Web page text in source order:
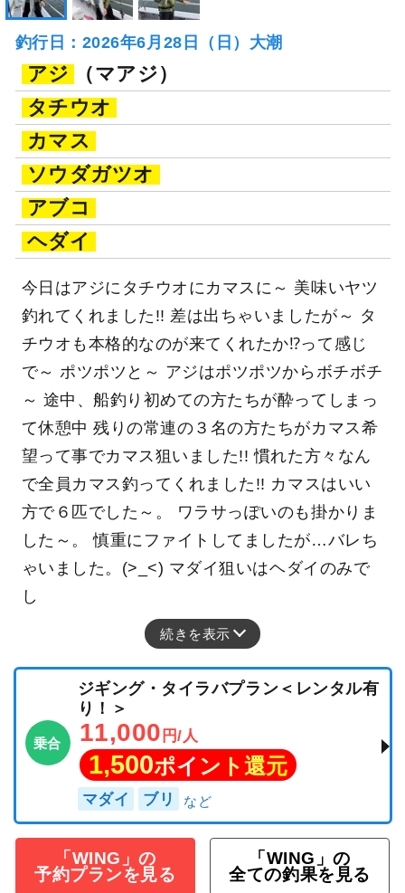
釣行日：2026年6月28日（日）大潮
アジ
（マアジ）
タチウオ
カマス
ソウダガツオ
アブコ
ヘダイ
今日はアジにタチウオにカマスに～ 美味いヤツ
釣れてくれました!! 差は出ちゃいましたが～ タ
チウオも本格的なのが来てくれたか⁉って感じ
で～ ポツポツと～ アジはポツポツからボチボチ
～ 途中、船釣り初めての方たちが酔ってしまっ
て休憩中 残りの常連の３名の方たちがカマス希
望って事でカマス狙いました!! 慣れた方々なん
で全員カマス釣ってくれました!! カマスはいい
方で６匹でした～。 ワラサっぽいのも掛かりま
した～。 慎重にファイトしてましたが…バレち
ゃいました。(>_<) マダイ狙いはヘダイのみで
し
続きを表示
乗合
ジギング・タイラバプラン＜レンタル有
り！＞
11,000 円/人
1,500ポイント還元
マダイ ブリ
「WING」の
予約プランを見る
「WING」の
全ての釣果を見る